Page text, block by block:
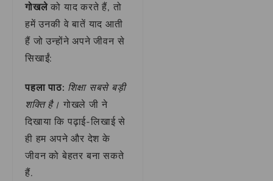
गोखलेको याद करते हैं, तो
हमें उनकी वे बातें याद आती
हैं जो उन्होंने अपने जीवन से
सिखाईं:
पहला पाठ: शिक्षा सबसे बड़ी
शक्ति है। गोखले जी ने
दिखाया कि पढ़ाई-लिखाई से
ही हम अपने और देश के
जीवन को बेहतर बना सकते
हैं.